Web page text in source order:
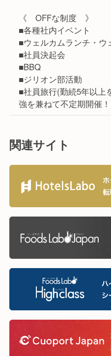
《 OFFな制度 》
■各種社内イベント
■ウェルカムランチ・ウ
■社員決起会
■BBQ
■ジリオン部活動
■社員旅行(勤続5年以上
強を兼ねて不定期開催
関連サイト